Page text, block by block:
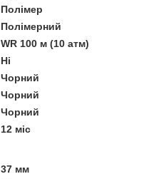
Полімер
Полімерний
WR 100 м (10 атм)
Ні
Чорний
Чорний
Чорний
12 міс
37 мм